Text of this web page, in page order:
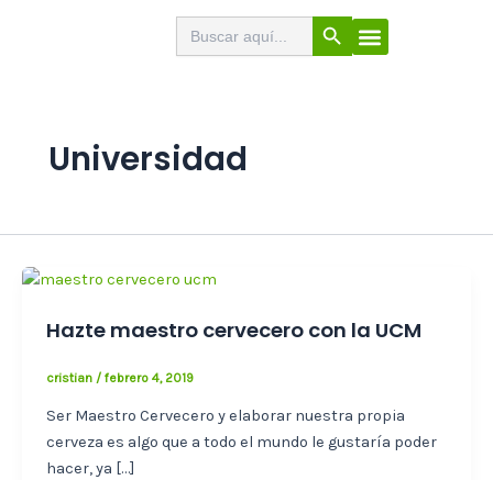
Menú
Buscar: Botón de búsqueda
Universidad
Hazte maestro cervecero con la UCM
cristian / febrero 4, 2019
Ser Maestro Cervecero y elaborar nuestra propia
cerveza es algo que a todo el mundo le gustaría poder
hacer, ya […]